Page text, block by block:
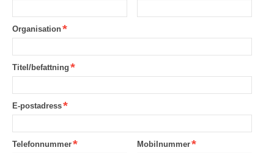
Organisation
Titel/befattning
E-postadress
Telefonnummer Mobilnummer